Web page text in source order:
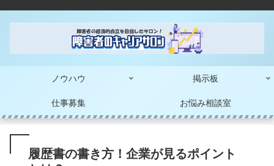
ノウハウ 掲示板
仕事募集 お悩み相談室
履歴書の書き方！企業が見るポイント